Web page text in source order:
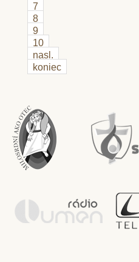
7
8
9
10
nasl.
koniec